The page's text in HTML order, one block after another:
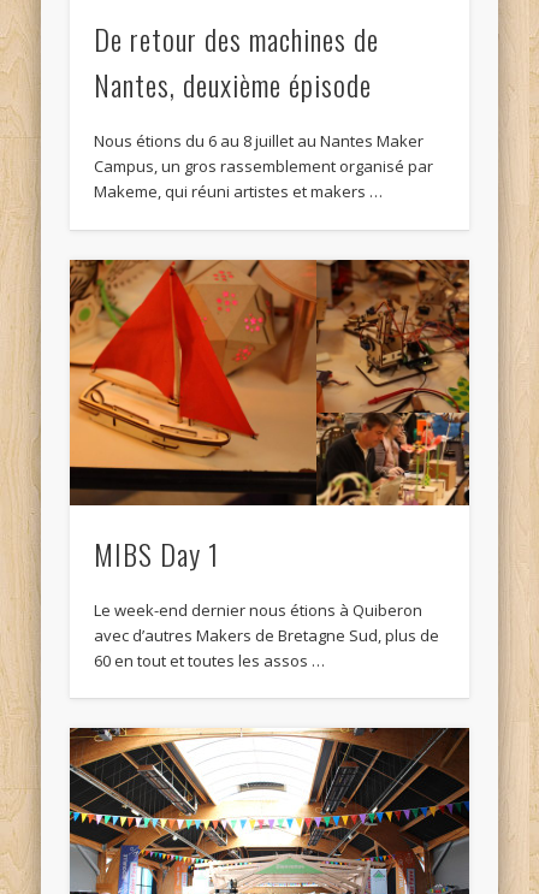
De retour des machines de
Nantes, deuxième épisode
Nous étions du 6 au 8 juillet au Nantes Maker
Campus, un gros rassemblement organisé par
Makeme, qui réuni artistes et makers …
MIBS Day 1
Le week-end dernier nous étions à Quiberon
avec d’autres Makers de Bretagne Sud, plus de
60 en tout et toutes les assos …